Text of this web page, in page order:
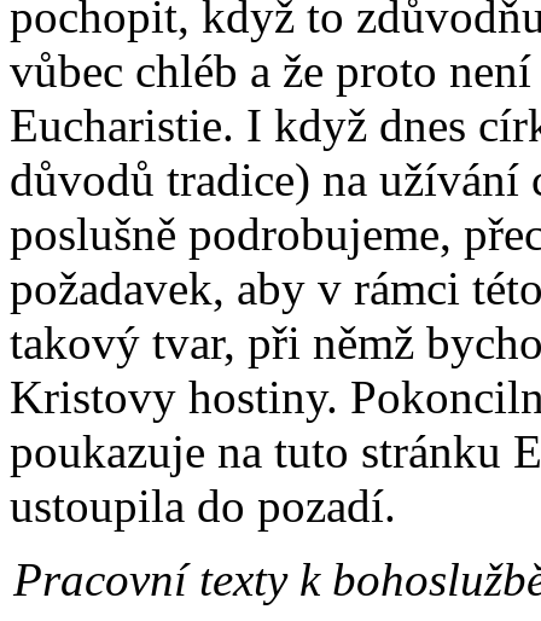
pochopit, když to
vůbec chléb a že proto
Eucharistie. I když dnes
důvodů tradice) na užívání
poslušně podrobujeme,
požadavek, aby v rámci
takový tvar, při němž
Kristovy hostiny.
poukazuje na tuto stránku
ustoupila do pozadí.
Pracovní texty k